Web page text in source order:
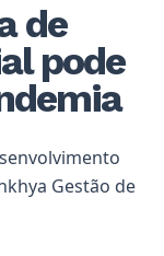
de
pode
Gestão de